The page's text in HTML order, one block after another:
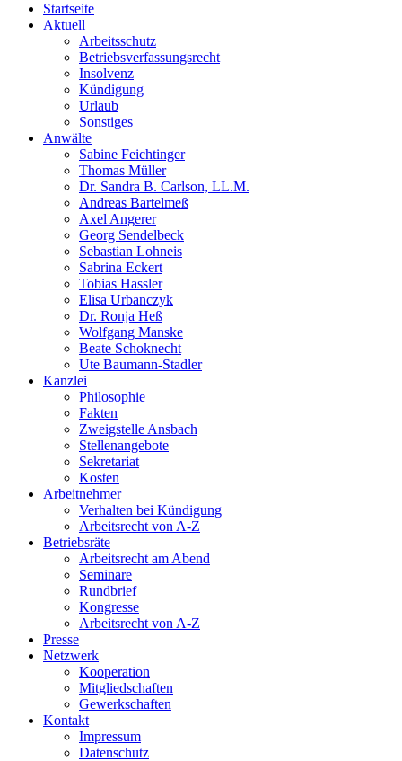
Startseite
Aktuell
Arbeitsschutz
Betriebsverfassungsrecht
Insolvenz
Kündigung
Urlaub
Sonstiges
Anwälte
Sabine Feichtinger
Thomas Müller
Dr. Sandra B. Carlson, LL.M.
Andreas Bartelmeß
Axel Angerer
Georg Sendelbeck
Sebastian Lohneis
Sabrina Eckert
Tobias Hassler
Elisa Urbanczyk
Dr. Ronja Heß
Wolfgang Manske
Beate Schoknecht
Ute Baumann-Stadler
Kanzlei
Philosophie
Fakten
Zweigstelle Ansbach
Stellenangebote
Sekretariat
Kosten
Arbeitnehmer
Verhalten bei Kündigung
Arbeitsrecht von A-Z
Betriebsräte
Arbeitsrecht am Abend
Seminare
Rundbrief
Kongresse
Arbeitsrecht von A-Z
Presse
Netzwerk
Kooperation
Mitgliedschaften
Gewerkschaften
Kontakt
Impressum
Datenschutz